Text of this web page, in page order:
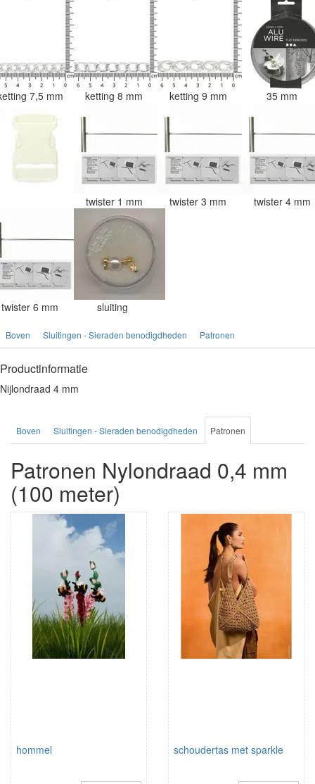
7,5 mm ketting 8 mm ketting 9 mm 35 mm
twister 1 mm twister 3 mm twister 4 mm
twister 6 mm sluiting
Boven Sluitingen - Sieraden benodigdheden Patronen
Productinformatie
Nijlondraad 4 mm
Boven Sluitingen - Sieraden benodigdheden Patronen
Patronen Nylondraad 0,4 mm
(100 meter)
hommel schoudertas met sparkle